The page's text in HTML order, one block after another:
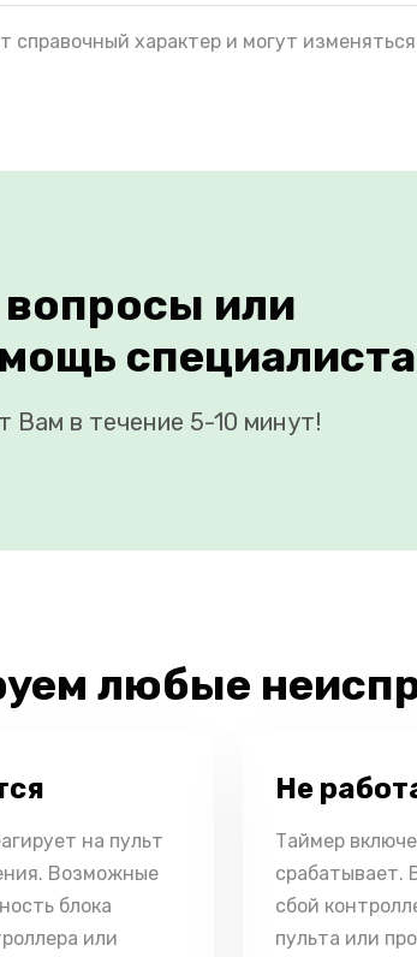
справочный характер и могут
вопросы или
Вам в течение 5-10 минут!
любые
на пульт
Возможные
блока
или
Не
Таймер
срабатывает.
сбой
пульта или